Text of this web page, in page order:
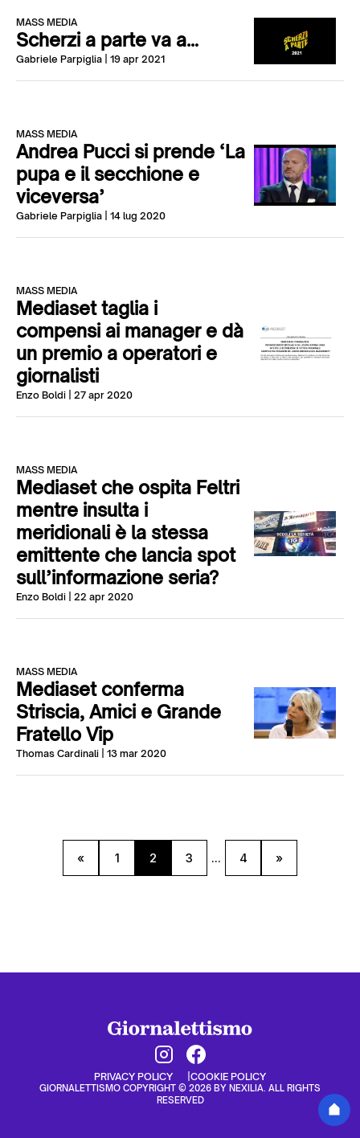
MASS MEDIA
Scherzi a parte va a…
Gabriele Parpiglia | 19 apr 2021
MASS MEDIA
Andrea Pucci si prende ‘La
pupa e il secchione e
viceversa’
Gabriele Parpiglia | 14 lug 2020
MASS MEDIA
Mediaset taglia i
compensi ai manager e dà
un premio a operatori e
giornalisti
Enzo Boldi | 27 apr 2020
MASS MEDIA
Mediaset che ospita Feltri
mentre insulta i
meridionali è la stessa
emittente che lancia spot
sull’informazione seria?
Enzo Boldi | 22 apr 2020
MASS MEDIA
Mediaset conferma
Striscia, Amici e Grande
Fratello Vip
Thomas Cardinali | 13 mar 2020
« 1 2 3 ... 4 »
PRIVACY POLICY COOKIE POLICY
GIORNALETTISMO COPYRIGHT © 2026 BY NEXILIA. ALL RIGHTS
RESERVED